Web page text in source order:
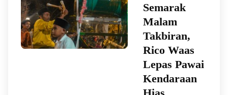
Semarak
Malam
Takbiran,
Rico Waas
Lepas Pawai
Kendaraan